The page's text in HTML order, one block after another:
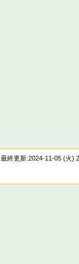
最終更新:2024-11-05 (火)